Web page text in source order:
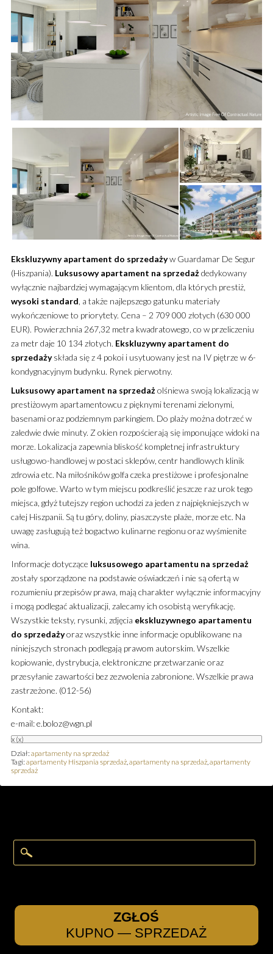
Ekskluzywny apartament do sprzedażyw Guardamar De Segur
(Hiszpania). Luksusowy apartament na sprzedażdedykowany
wyłącznie najbardziej wymagającym klientom, dla których prestiż,
wysoki standard, a także najlepszego gatunku materiały
wykończeniowe to priorytety. Cena – 2 709 000 złotych (630 000
EUR). Powierzchnia 267,32 metra kwadratowego, co w przeliczeniu
za metr daje 10 134 złotych. Ekskluzywny apartament do
sprzedażyskłada się z 4 pokoi i usytuowany jest na IV piętrze w 6-
kondygnacyjnym budynku. Rynek pierwotny.
Luksusowy apartament na sprzedażolśniewa swoją lokalizacją w
prestiżowym apartamentowcu z pięknymi terenami zielonymi,
basenami oraz podziemnym parkingiem. Do plaży można dotrzeć w
zaledwie dwie minuty. Z okien rozpościerają się imponujące widoki na
morze. Lokalizacja zapewnia bliskość kompletnej infrastruktury
usługowo-handlowej w postaci sklepów, centr handlowych klinik
zdrowia etc. Na miłośników golfa czeka prestiżowe i profesjonalne
pole golfowe. Warto w tym miejscu podkreślić jeszcze raz urok tego
miejsca, gdyż tutejszy region uchodzi za jeden z najpiękniejszych w
całej Hiszpanii. Są tu góry, doliny, piaszczyste plaże, morze etc. Na
uwagę zasługują też bogactwo kulinarne regionu oraz wyśmienite
wina.
Informacje dotyczące luksusowego apartamentu na sprzedaż
zostały sporządzone na podstawie oświadczeń i nie są ofertą w
rozumieniu przepisów prawa, mają charakter wyłącznie informacyjny
i mogą podlegać aktualizacji, zalecamy ich osobistą weryfikację.
Wszystkie teksty, rysunki, zdjęcia ekskluzywnego apartamentu
do sprzedażyoraz wszystkie inne informacje opublikowane na
niniejszych stronach podlegają prawom autorskim. Wszelkie
kopiowanie, dystrybucja, elektroniczne przetwarzanie oraz
przesyłanie zawartości bez zezwolenia zabronione. Wszelkie prawa
zastrzeżone. (012-56)
Kontakt:
e-mail: e.boloz@wgn.pl
x (x)
Dział: apartamenty na sprzedaż
Tagi: apartamenty Hiszpania sprzedaż, apartamenty na sprzedaż, apartamenty
sprzedaż
ZGŁOŚ
KUPNO — SPRZEDAŻ